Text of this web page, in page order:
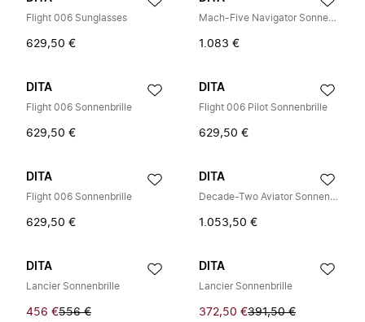
Flight 006 Sunglasses
629,50 €
Mach-Five Navigator Sonnenbrille
1.083 €
DITA
Flight 006 Sonnenbrille
629,50 €
DITA
Flight 006 Pilot Sonnenbrille
629,50 €
DITA
Flight 006 Sonnenbrille
629,50 €
DITA
Decade-Two Aviator Sonnenbrille
1.053,50 €
DITA
Lancier Sonnenbrille
456 €556 €
DITA
Lancier Sonnenbrille
372,50 €391,50 €